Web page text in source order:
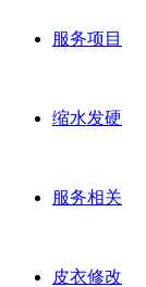
服务项目
缩水发硬
服务相关
皮衣修改